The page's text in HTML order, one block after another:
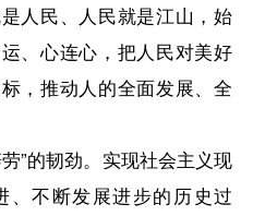
人民、人民就是江山，始
、心连心，把人民对美好
，推动人的全面发展、全
的韧劲。实现社会主义现
、不断发展进步的历史过